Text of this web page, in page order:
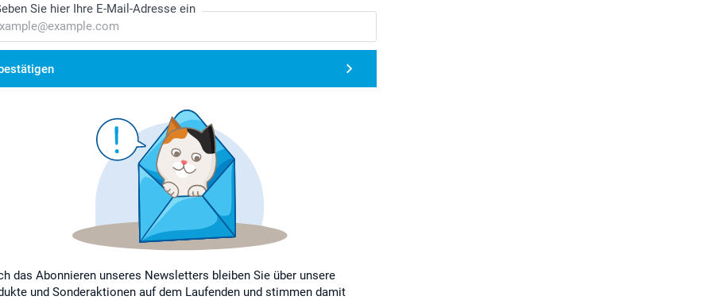
Sie hier Ihre E-Mail-Adresse ein
das Abonnieren unseres Newsletters bleiben Sie über unsere
und Sonderaktionen auf dem Laufenden und stimmen damit